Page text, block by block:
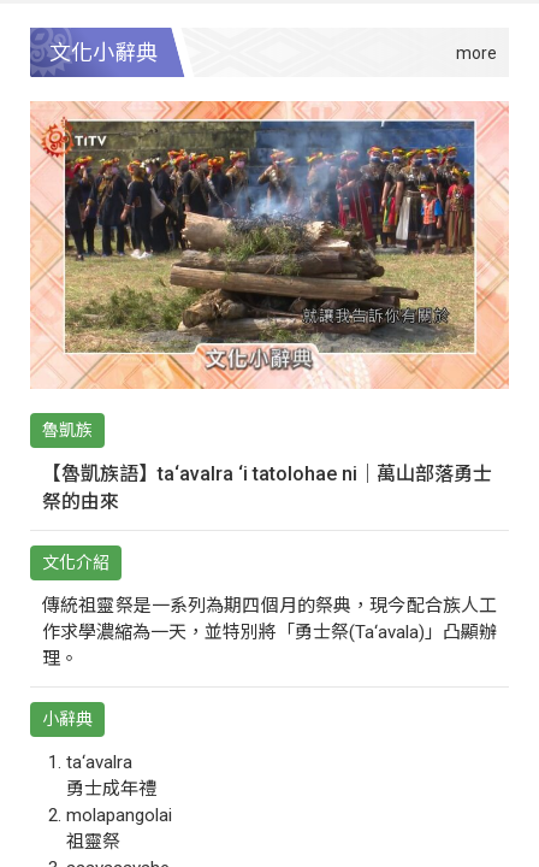
文化小辭典
魯凱族
【魯凱族語】ta‘avalra ‘i tatolohae ni｜萬山部落勇士
祭的由來
文化介紹
傳統祖靈祭是一系列為期四個月的祭典，現今配合族人工
作求學濃縮為一天，並特別將「勇士祭(Ta‘avala)」凸顯辦
理。
小辭典
ta‘avalra
勇士成年禮
molapangolai
祖靈祭